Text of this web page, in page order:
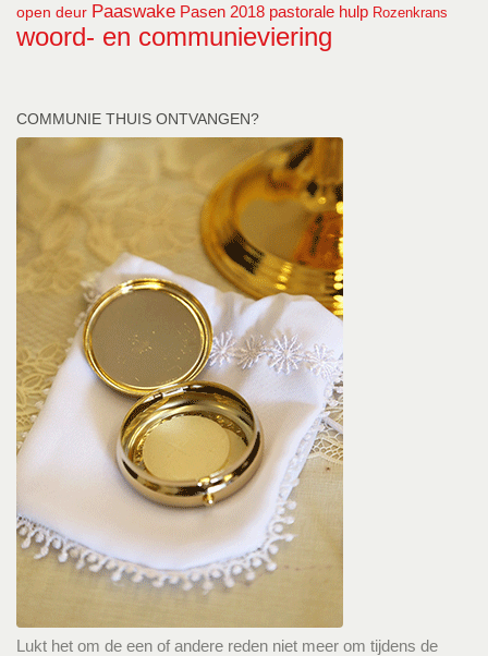
open deur Paaswake Pasen 2018 pastorale hulp Rozenkrans
woord- en communieviering
COMMUNIE THUIS ONTVANGEN?
Lukt het om de een of andere reden niet meer om tijdens de